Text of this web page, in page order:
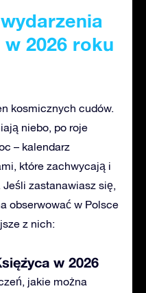
2026 roku
kosmicznych cudów.
niebo, po roje
– kalendarz
które zachwycają i
Jeśli zastanawiasz się,
obserwować w Polsce
z nich:
w 2026
jakie można